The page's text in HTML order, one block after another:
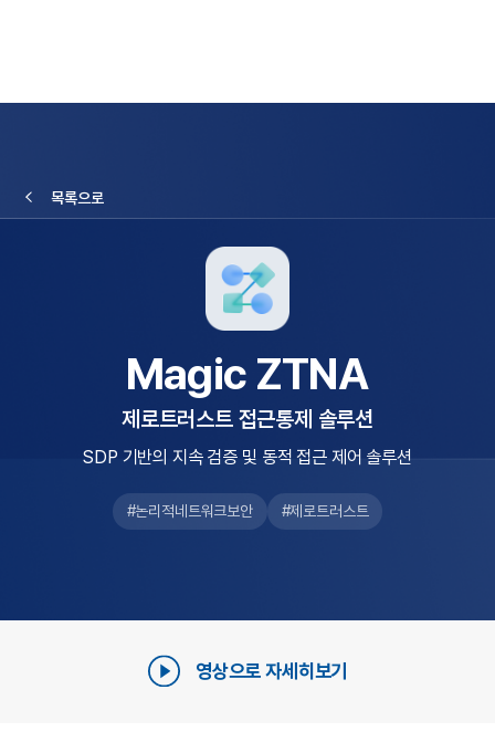
목록으로
Magic ZTNA
제로트러스트 접근통제 솔루션
SDP 기반의 지속 검증 및 동적 접근 제어 솔루션
#논리적네트워크보안 #제로트러스트
영상으로 자세히보기